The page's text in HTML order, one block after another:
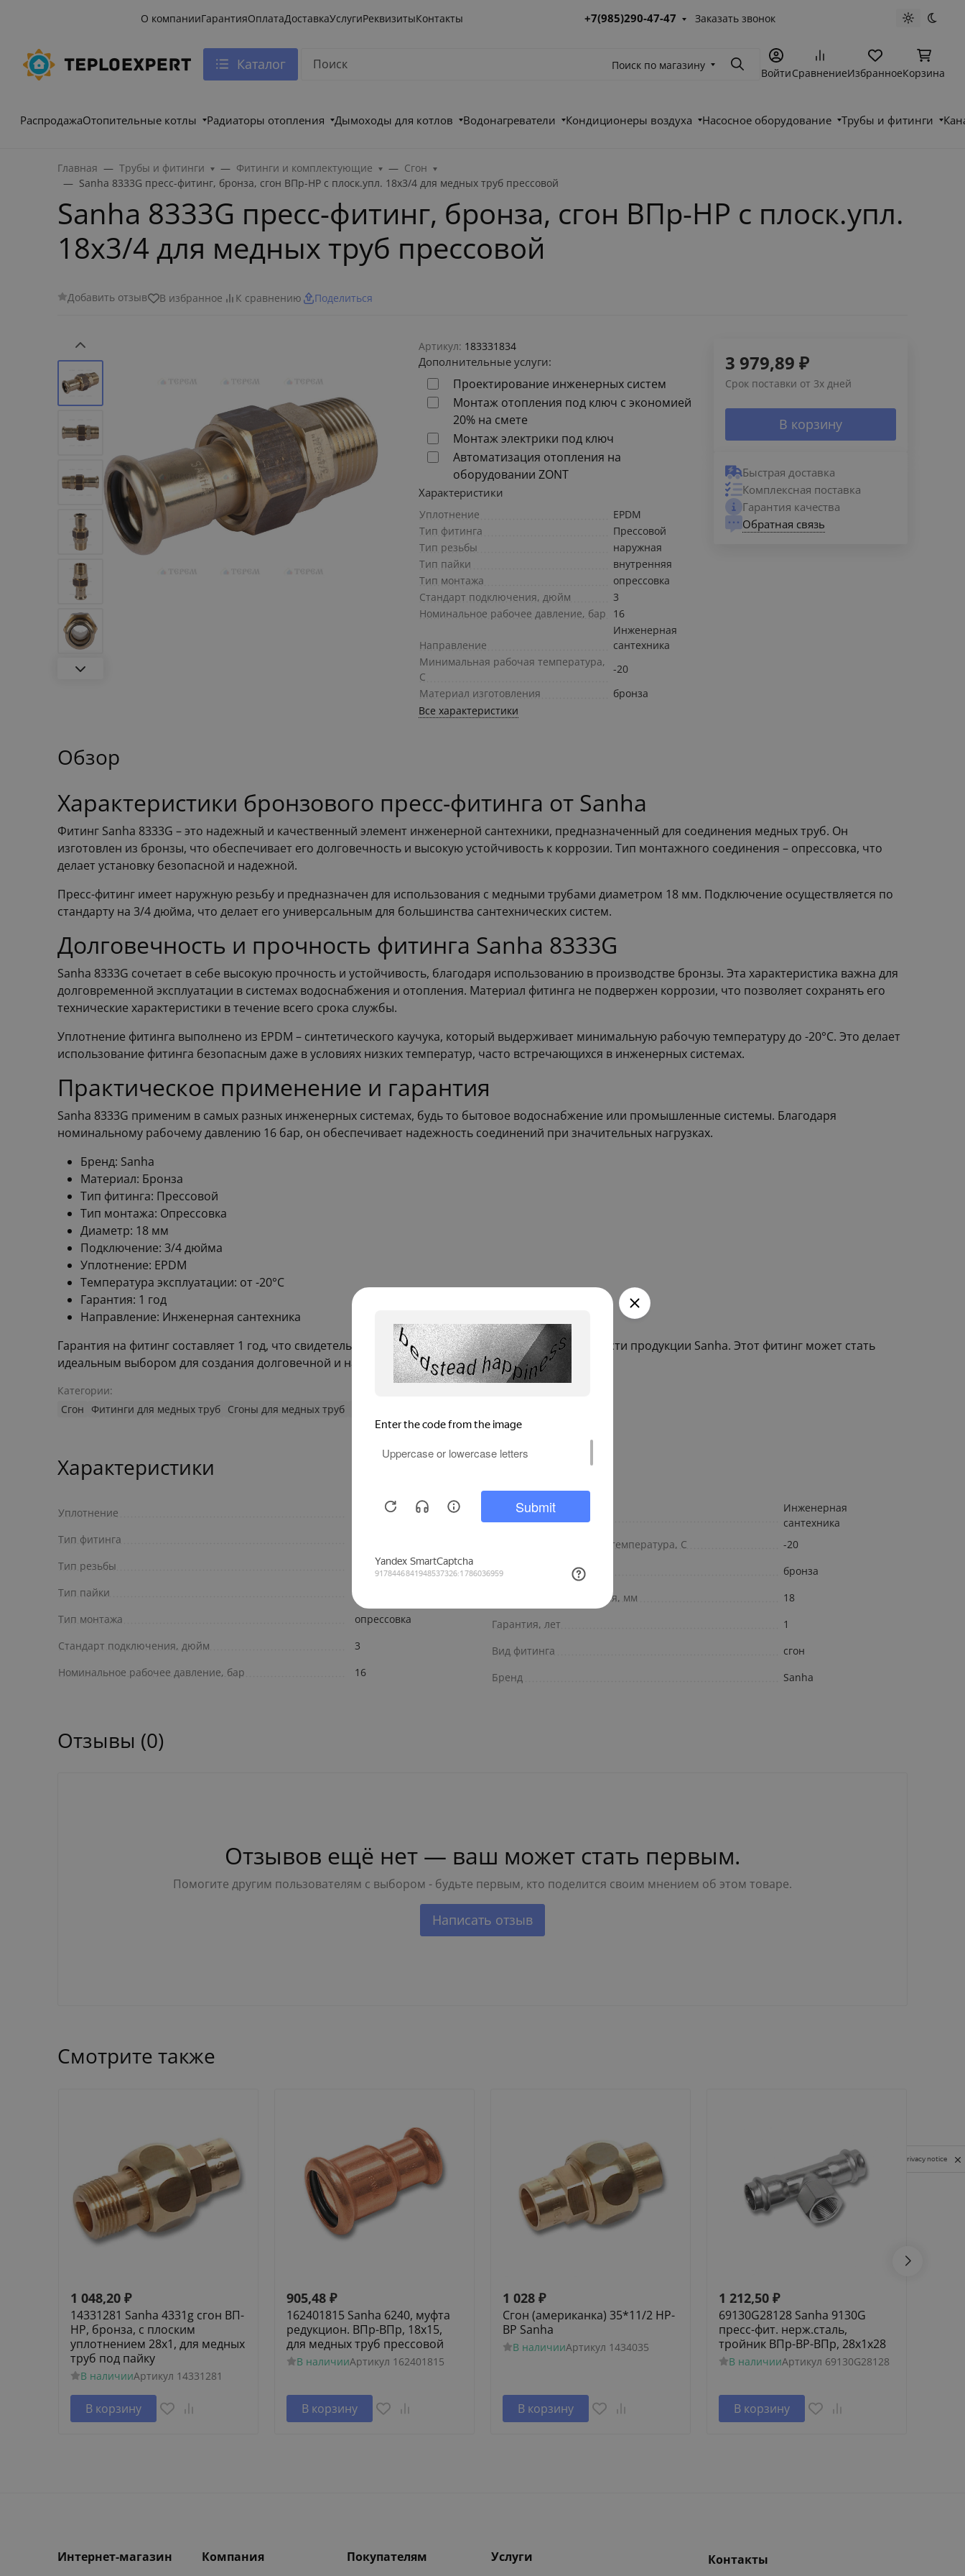
О компанииГарантияОплатаДоставкаУслугиРеквизитыКонтакты +7(985)290-47-47 Заказать звонок Светлая
Каталог Поиск по магазину ПоискВойтиСравнениеИзбранноеКорзина
РаспродажаОтопительные котлы Радиаторы отопления Дымоходы для котлов Водонагреватели Кондиционеры воздуха Насосное оборудование Трубы и фитинги
Главная Трубы и фитинги Фитинги и комплектующие
Сгон
Sanha 8333G пресс-фитинг, бронза, сгон ВПр-НР с плоск.упл. 18x3/4 для медных труб прессовой
Sanha 8333G пресс-фитинг, бронза, сгон ВПр-НР с плоск.упл.
18x3/4 для медных труб прессовой
Добавить отзыв В избранное К сравнению Поделиться
Артикул: 183331834
Дополнительные услуги:
Проектирование инженерных систем
Монтаж отопления под ключ с экономией
20% на смете
Монтаж электрики под ключ
Автоматизация отопления на
оборудовании ZONT
Характеристики
Уплотнение
EPDM
Тип фитинга
Прессовой
Тип резьбы
наружная
Тип пайки
внутренняя
Тип монтажа
опрессовка
Стандарт подключения, дюйм
3
Номинальное рабочее давление, бар
16
Направление
Инженерная
сантехника
Минимальная рабочая температура,
С
-20
Материал изготовления
бронза
Все характеристики
3 979,89 ₽
Срок поставки от 3х дней
В корзину
Быстрая доставка
Комплексная поставка
Гарантия качества
Обратная связь
Обзор
Характеристики бронзового пресс-фитинга от Sanha
Фитинг Sanha 8333G – это надежный и качественный элемент инженерной сантехники, предназначенный для соединения медных труб. Он
изготовлен из бронзы, что обеспечивает его долговечность и высокую устойчивость к коррозии. Тип монтажного соединения – опрессовка, что
делает установку безопасной и надежной.
Пресс-фитинг имеет наружную резьбу и предназначен для использования с медными трубами диаметром 18 мм. Подключение осуществляется по
стандарту на 3/4 дюйма, что делает его универсальным для большинства сантехнических систем.
Долговечность и прочность фитинга Sanha 8333G
Sanha 8333G сочетает в себе высокую прочность и устойчивость, благодаря использованию в производстве бронзы. Эта характеристика важна для
долговременной эксплуатации в системах водоснабжения и отопления. Материал фитинга не подвержен коррозии, что позволяет сохранять его
технические характеристики в течение всего срока службы.
Уплотнение фитинга выполнено из EPDM – синтетического каучука, который выдерживает минимальную рабочую температуру до -20°C. Это делает
использование фитинга безопасным даже в условиях низких температур, часто встречающихся в инженерных системах.
Практическое применение и гарантия
Sanha 8333G применим в самых разных инженерных системах, будь то бытовое водоснабжение или промышленные системы. Благодаря
номинальному рабочему давлению 16 бар, он обеспечивает надежность соединений при значительных нагрузках.
Бренд: Sanha
Материал: Бронза
Тип фитинга: Прессовой
Тип монтажа: Опрессовка
Диаметр: 18 мм
Подключение: 3/4 дюйма
Уплотнение: EPDM
Температура эксплуатации: от -20°C
Гарантия: 1 год
Направление: Инженерная сантехника
Гарантия на фитинг составляет 1 год, что свидетельствует о высоком уровне качества и надежности продукции Sanha. Этот фитинг может стать
идеальным выбором для создания долговечной и надежной трубопроводной системы.
Категории:
Сгон Фитинги для медных труб Сгоны для медных труб
Характеристики
Уплотнение
Тип фитинга
Тип резьбы
наружная
Тип пайки
Тип монтажа
опрессовка
Стандарт подключения, дюйм
3
Номинальное рабочее давление, бар
16
Инженерная
сантехника
Минимальная рабочая температура, С
-20
Материал изготовления
бронза
Диаметр присоединения, мм
18
Гарантия, лет
1
Вид фитинга
сгон
Бренд
Sanha
Отзывы (0)
Отзывов ещё нет — ваш может стать первым.
Помогите другим пользователям с выбором - будьте первым, кто поделится своим мнением об этом товаре.
Написать отзыв
Смотрите также
1 048,20 ₽
14331281 Sanha 4331g сгон ВП-
НР, бронза, с плоским
уплотнением 28x1, для медных
труб под пайку
В наличииАртикул 14331281
В корзину
905,48 ₽
162401815 Sanha 6240, муфта
редукцион. ВПр-ВПр, 18x15,
для медных труб прессовой
В наличииАртикул 162401815
В корзину
1 028 ₽
Сгон (американка) 35*11/2 НР-
ВР Sanha
В наличииАртикул 1434035
В корзину
1 212,50 ₽
69130G28128 Sanha 9130G
пресс-фит. нерж.сталь,
тройник ВПр-ВР-ВПр, 28x1x28
В наличииАртикул 69130G28128
В корзину
Интернет-магазин
Компания
Покупателям
Услуги
Контакты
Privacy notice